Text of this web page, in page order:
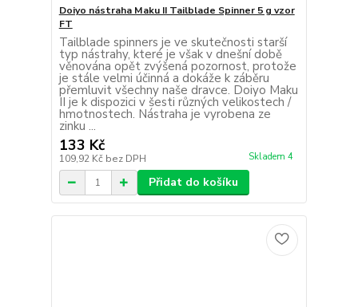
Doiyo nástraha Maku II Tailblade Spinner 5 g vzor
FT
Tailblade spinners je ve skutečnosti starší
typ nástrahy, které je však v dnešní době
věnována opět zvýšená pozornost, protože
je stále velmi účinná a dokáže k záběru
přemluvit všechny naše dravce. Doiyo Maku
II je k dispozici v šesti různých velikostech /
hmotnostech. Nástraha je vyrobena ze
zinku ...
133 Kč
109,92 Kč bez DPH Skladem 4
Přidat do košíku